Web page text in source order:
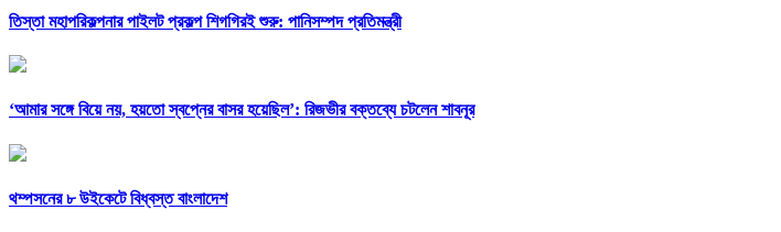
তিস্তা মহাপরিকল্পনার পাইলট প্রকল্প শিগগিরই শুরু: পানিসম্পদ প্রতিমন্ত্রী
‘আমার সঙ্গে বিয়ে নয়, হয়তো স্বপ্নের বাসর হয়েছিল’: রিজভীর বক্তব্যে চটলেন শাবনূর
থম্পসনের ৮ উইকেটে বিধ্বস্ত বাংলাদেশ